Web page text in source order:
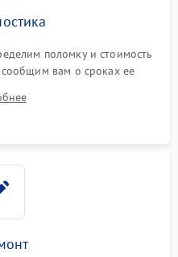
поломку и стоимость
сообщим вам о сроках ее